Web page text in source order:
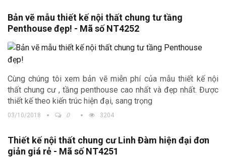
Bản vẽ mẫu thiết kế nội thất chung tư tầng
Penthouse đẹp! - Mã số NT4252
Cùng chúng tôi xem bản vẽ miễn phí của mẫu thiết kế nội
thất chung cư , tầng penthouse cao nhất và đẹp nhất. Được
thiết kế theo kiến trúc hiện đại, sang trọng
03/10/2018 0 3204
Thiết kế nội thất chung cư Linh Đàm hiện đại đơn
giản giá rẻ - Mã số NT4251